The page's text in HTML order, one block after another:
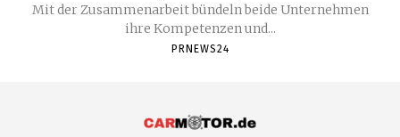
Mit der Zusammenarbeit bündeln beide Unternehmen
ihre Kompetenzen und...
PRNEWS24